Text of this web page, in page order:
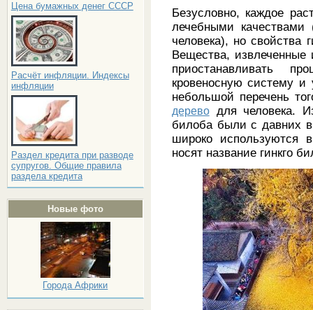
Цена бумажных денег СССР
Расчёт инфляции. Индексы
инфляции
Раздел кредита при разводе
супругов. Общие правила
раздела кредита
Новые фото
Города Африки
Безусловно, каждое
лечебными
человека), но свойства
Вещества, извлеченные
приостанавливать
кровеносную систему
небольшой перечень
дереводля человека.
билоба были с давних
широко используются
носят название гинкго